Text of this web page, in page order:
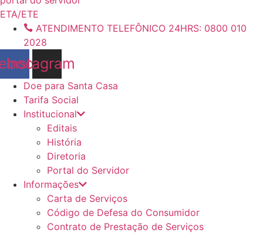
ETA/ETE
ATENDIMENTO TELEFÔNICO 24HRS: 0800 010
2028
Instagram
Doe para Santa Casa
Tarifa Social
Institucional
Editais
História
Diretoria
Portal do Servidor
Informações
Carta de Serviços
Código de Defesa do Consumidor
Contrato de Prestação de Serviços